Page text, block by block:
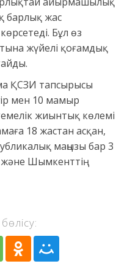
барлық жас
Бұл өз
жүйелі қоғамдық
ҚСЗИ тапсырысы
мен 10 мамыр
жиынтық көлемі
18 жастан асқан,
маңызы бар 3
Шымкенттің